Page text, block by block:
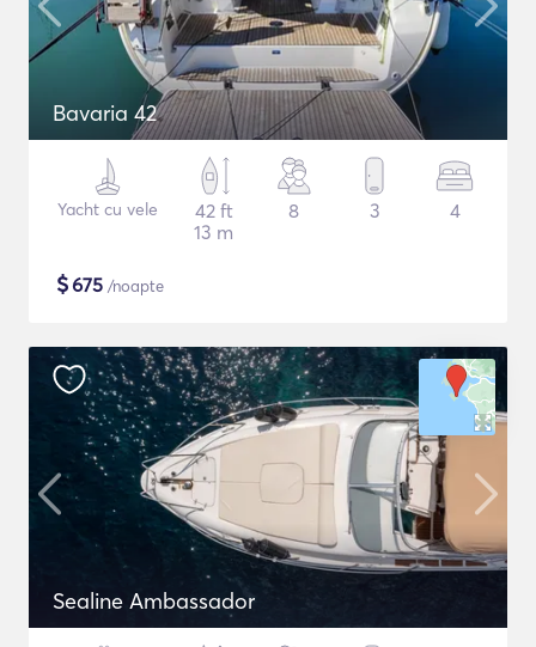
Bavaria 42
Yacht cu vele
42 ft
13 m
8 3 4
$675 /noapte
Sealine Ambassador